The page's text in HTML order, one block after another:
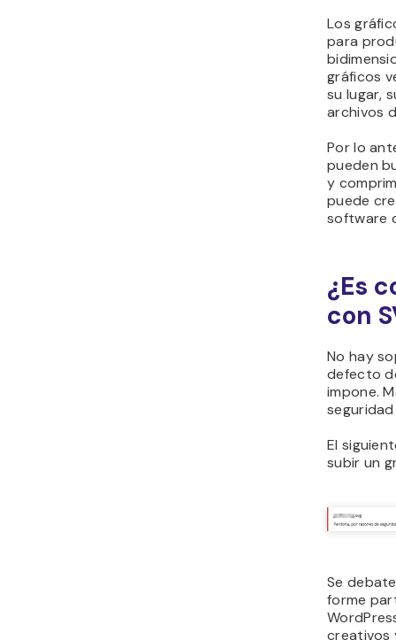
Los
para
gráficos
su lugar,
archivos
Por lo
pueden
y
puede
software
¿Es
con
No hay
defecto
impone.
El
subir un
Se
forme
creativos